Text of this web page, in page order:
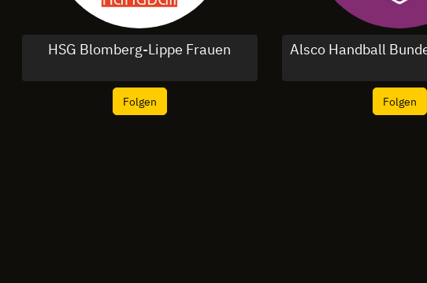
HSG Blomberg-Lippe Frauen
Folgen
Alsco Handball
Folgen